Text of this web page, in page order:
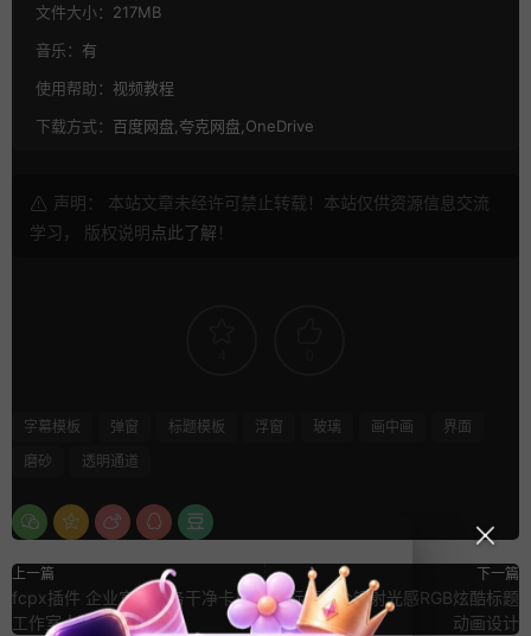
文件大小： 217MB
音乐： 有
使用帮助： 视频教程
下载方式： 百度网盘,夸克网盘,OneDrive
声明： 本站文章未经许可禁止转载！本站仅供资源信息交流
学习， 版权说明点此了解 ！
字幕模板 弹窗 标题模板 浮窗 玻璃 画中画
界面
磨砂
透明通道
上一篇
fcpx插件 企业宣传商务干净卡片
工作室人物介绍
下一篇
Pr标题 9个镭射光感RGB炫酷标题
动画设计